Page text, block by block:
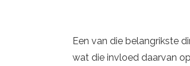
Een van die belangrikste
wat die invloed daarvan